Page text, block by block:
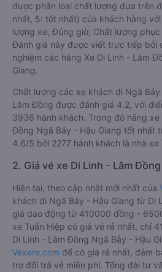
được phân loại chất lượng dựa trên
nhất, 5: tốt nhất) của khách hàng
lượng xe, Đúng giờ, Chất lượng phục
Đánh giá này được viết trực tiếp bởi
nghiệm các hãng Xe Di Linh - Lâm
Giang.
Chất lượng các xe khách đi Ngã
Lâm Đồng được đánh giá 4.2, với
3936 hành khách. Trong đó hãng xe
Đồng Ngã Bảy - Hậu Giang tốt nhất
4.6/5 bởi 2277 hành khách là nhà xe
2. Giá vé xe Di Linh - Lâm
Hiện tại, theo cập nhật mới nhất của
khách đi Ngã Bảy - Hậu Giang từ Di
giá dao động từ 410000 đồng -
xe Tuấn Hiệp có giá vé rẻ nhất, chỉ
Di Linh - Lâm Đồng Ngã Bảy - Hậu
Vexere.com để có giá rẻ nhất, đảm
trợ đổi trả vé miễn phí. Tổng đài tư